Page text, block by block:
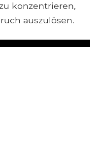
konzentrieren,
auszulösen.